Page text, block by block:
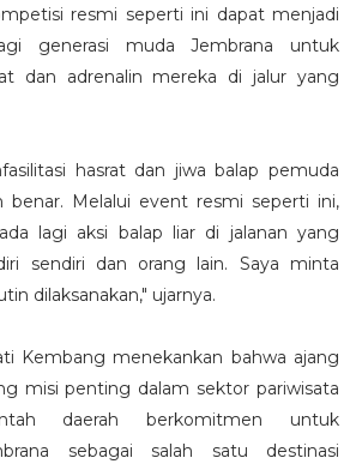
resmi seperti ini dapat menjadi
generasi muda Jembrana untuk
dan adrenalin mereka di jalur yang
hasrat dan jiwa balap pemuda
benar. Melalui event resmi seperti ini,
lagi aksi balap liar di jalanan yang
sendiri dan orang lain. Saya minta
dilaksanakan," ujarnya.
Kembang menekankan bahwa ajang
misi penting dalam sektor pariwisata
daerah berkomitmen untuk
sebagai salah satu destinasi